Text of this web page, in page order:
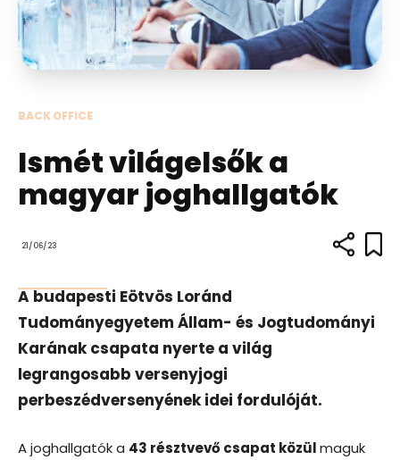
BACK OFFICE
Ismét világelsők a
magyar joghallgatók
21/06/23
A budapesti Eötvös Loránd
Tudományegyetem Állam- és Jogtudományi
Karának csapata nyerte a világ
legrangosabb versenyjogi
perbeszédversenyének idei fordulóját.
A joghallgatók a 43 résztvevő csapat közülmaguk